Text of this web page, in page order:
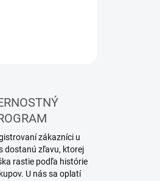
zákazníci u
dostanú zľavu, ktorej
rastie podľa histórie
U nás sa oplatí